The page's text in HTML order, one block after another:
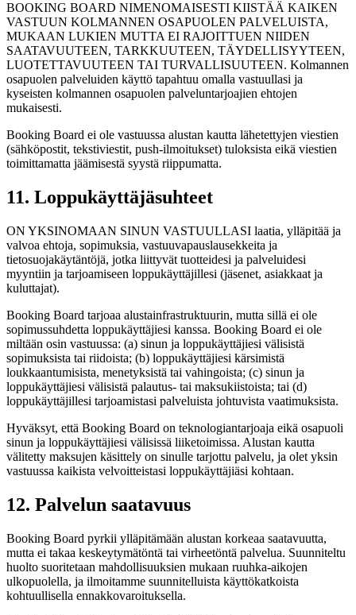
BOOKING BOARD NIMENOMAISESTI KIISTÄÄ KAIKEN
VASTUUN KOLMANNEN OSAPUOLEN PALVELUISTA,
MUKAAN LUKIEN MUTTA EI RAJOITTUEN NIIDEN
SAATAVUUTEEN, TARKKUUTEEN, TÄYDELLISYYTEEN,
LUOTETTAVUUTEEN TAI TURVALLISUUTEEN. Kolmannen
osapuolen palveluiden käyttö tapahtuu omalla vastuullasi ja
kyseisten kolmannen osapuolen palveluntarjoajien ehtojen
mukaisesti.
Booking Board ei ole vastuussa alustan kautta lähetettyjen viestien
(sähköpostit, tekstiviestit, push-ilmoitukset) tuloksista eikä viestien
toimittamatta jäämisestä syystä riippumatta.
11. Loppukäyttäjäsuhteet
ON YKSINOMAAN SINUN VASTUULLASI laatia, ylläpitää ja
valvoa ehtoja, sopimuksia, vastuuvapauslausekkeita ja
tietosuojakäytäntöjä, jotka liittyvät tuotteidesi ja palveluidesi
myyntiin ja tarjoamiseen loppukäyttäjillesi (jäsenet, asiakkaat ja
kuluttajat).
Booking Board tarjoaa alustainfrastruktuurin, mutta sillä ei ole
sopimussuhdetta loppukäyttäjiesi kanssa. Booking Board ei ole
miltään osin vastuussa: (a) sinun ja loppukäyttäjiesi välisistä
sopimuksista tai riidoista; (b) loppukäyttäjiesi kärsimistä
loukkaantumisista, menetyksistä tai vahingoista; (c) sinun ja
loppukäyttäjiesi välisistä palautus- tai maksukiistoista; tai (d)
loppukäyttäjillesi tarjoamistasi palveluista johtuvista vaatimuksista.
Hyväksyt, että Booking Board on teknologiantarjoaja eikä osapuoli
sinun ja loppukäyttäjiesi välisissä liiketoimissa. Alustan kautta
välitetty maksujen käsittely on sinulle tarjottu palvelu, ja olet yksin
vastuussa kaikista velvoitteistasi loppukäyttäjiäsi kohtaan.
12. Palvelun saatavuus
Booking Board pyrkii ylläpitämään alustan korkeaa saatavuutta,
mutta ei takaa keskeytymätöntä tai virheetöntä palvelua. Suunniteltu
huolto suoritetaan mahdollisuuksien mukaan ruuhka-aikojen
ulkopuolella, ja ilmoitamme suunnitelluista käyttökatkoista
kohtuullisella ennakkovaroituksella.